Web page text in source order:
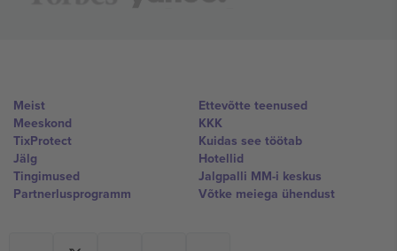
Meist
Meeskond
TixProtect
Jälg
Tingimused
Partnerlusprogramm
Ettevõtte teenused
KKK
Kuidas see töötab
Hotellid
Jalgpalli MM-i keskus
Võtke meiega ühendust